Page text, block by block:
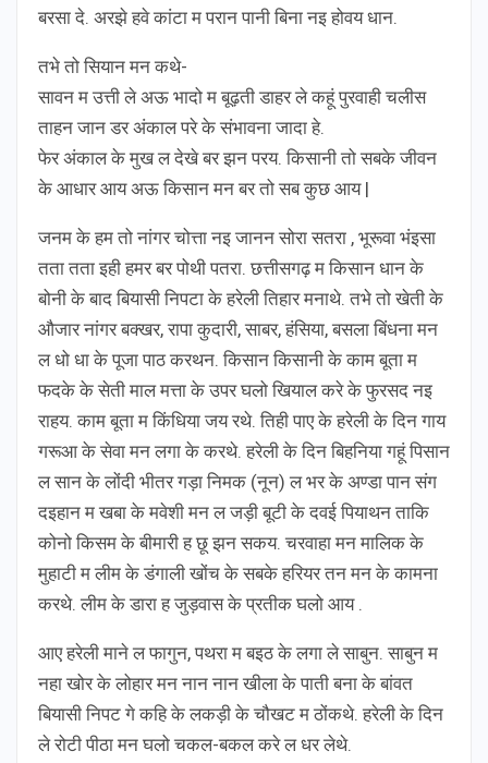
बरसा दे. अरझे हवे कांटा म परान पानी बिना नइ होवय धान.
तभे तो सियान मन कथे-
सावन म उत्ती ले अऊ भादो म बूढ़ती डाहर ले कहूं पुरवाही चलीस
ताहन जान डर अंकाल परे के संभावना जादा हे.
फेर अंकाल के मुख ल देखे बर झन परय. किसानी तो सबके जीवन
के आधार आय अऊ किसान मन बर तो सब कुछ आय |
जनम के हम तो नांगर चोत्ता नइ जानन सोरा सतरा , भूरूवा भंइसा
तता तता इही हमर बर पोथी पतरा. छत्तीसगढ़ म किसान धान के
बोनी के बाद बियासी निपटा के हरेली तिहार मनाथे. तभे तो खेती के
औजार नांगर बक्खर, रापा कुदारी, साबर, हंसिया, बसला बिंधना मन
ल धो धा के पूजा पाठ करथन. किसान किसानी के काम बूता म
फदके के सेती माल मत्ता के उपर घलो खियाल करे के फुरसद नइ
राहय. काम बूता म किंधिया जय रथे. तिही पाए के हरेली के दिन गाय
गरूआ के सेवा मन लगा के करथे. हरेली के दिन बिहनिया गहूं पिसान
ल सान के लोंदी भीतर गड़ा निमक (नून) ल भर के अण्डा पान संग
दइहान म खबा के मवेशी मन ल जड़ी बूटी के दवई पियाथन ताकि
कोनो किसम के बीमारी ह छू झन सकय. चरवाहा मन मालिक के
मुहाटी म लीम के डंगाली खोंच के सबके हरियर तन मन के कामना
करथे. लीम के डारा ह जुड़वास के प्रतीक घलो आय .
आए हरेली माने ल फागुन, पथरा म बइठ के लगा ले साबुन. साबुन म
नहा खोर के लोहार मन नान नान खीला के पाती बना के बांवत
बियासी निपट गे कहि के लकड़ी के चौखट म ठोंकथे. हरेली के दिन
ले रोटी पीठा मन घलो चकल-बकल करे ल धर लेथे.